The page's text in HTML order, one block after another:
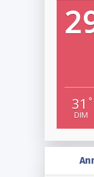
31 °
DIM